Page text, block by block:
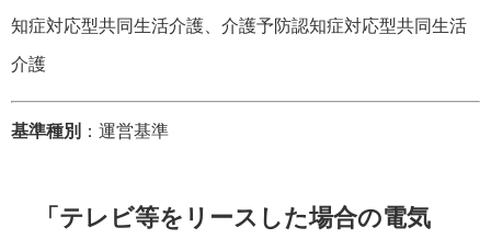
知症対応型共同生活介護、介護予防認知症対応型共同生活
介護
基準種別 ：運営基準
「テレビ等をリースした場合の電気